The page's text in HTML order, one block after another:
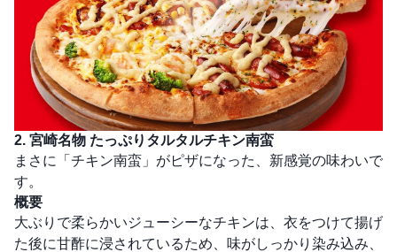
2. 宮崎名物 たっぷりタルタルチキン南蛮
まさに「チキン南蛮」がピザになった、新感覚の味わいで
す。
概要
大ぶりで柔らかいジューシーなチキンは、衣をつけて揚げ
た後に甘酢に浸されているため、味がしっかり染み込み、